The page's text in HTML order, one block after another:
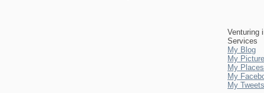
Venturing
Services
My Blog
My
My Places
My
My Tweets